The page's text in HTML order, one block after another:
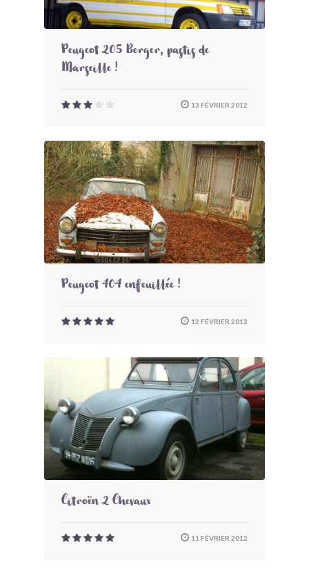
Peugeot 205 Berger, pastis de
Marseille !
13 FÉVRIER 2012
Peugeot 404 enfeuillée !
12 FÉVRIER 2012
Citroën 2 Chevaux
11 FÉVRIER 2012